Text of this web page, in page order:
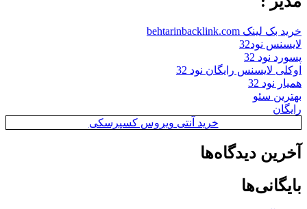
خرید بک لینک behtarinbacklink.com
لایسنس نود32
پسورد نود 32
اوکلی لایسنس رایگان نود 32
همیار نود 32
بهترین سئو
رایگان
خرید آنتی ویروس کسپرسکی
آخرین دیدگاه‌ها
بایگانی‌ها